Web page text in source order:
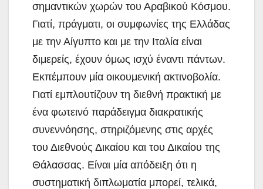
σημαντικών χωρών του Αραβικού Κόσμου.
Γιατί, πράγματι, οι συμφωνίες της Ελλάδας
με την Αίγυπτο και με την Ιταλία είναι
διμερείς, έχουν όμως ισχύ έναντι πάντων.
Εκπέμπουν μία οικουμενική ακτινοβολία.
Γιατί εμπλουτίζουν τη διεθνή πρακτική με
ένα φωτεινό παράδειγμα διακρατικής
συνεννόησης, στηριζόμενης στις αρχές
του Διεθνούς Δικαίου και του Δικαίου της
Θάλασσας. Είναι μία απόδειξη ότι η
συστηματική διπλωματία μπορεί, τελικά,